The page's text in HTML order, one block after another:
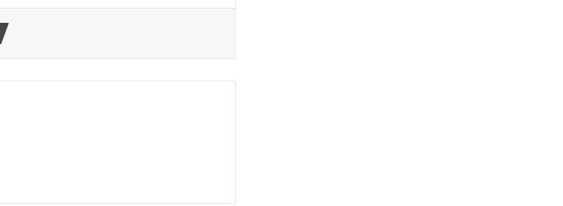
फीकी शुरुआत, पहले दिन कंगना रनौत की
₹370 की बिरयानी विवाद में बढ़ीं प्रणित मोरे-
जूझते परिवारों को बड़ी राहत दी